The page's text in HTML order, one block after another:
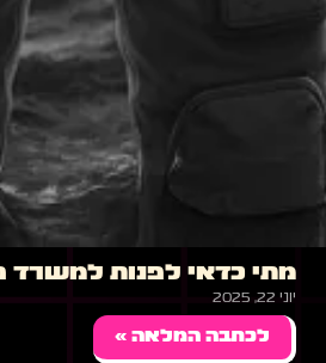
מתי כדאי לפנות למשרד
יוני 22, 2025
לכתבה המלאה »